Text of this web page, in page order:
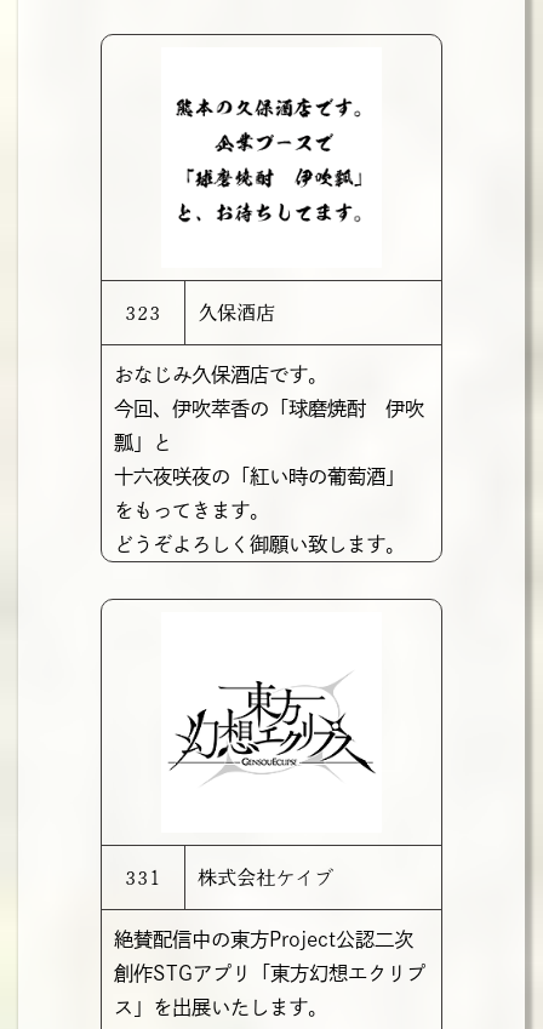
323 久保酒店
おなじみ久保酒店です。
今回、伊吹萃香の「球磨焼酎 伊吹
瓢」と
十六夜咲夜の「紅い時の葡萄酒」
をもってきます。
どうぞよろしく御願い致します。
331 株式会社ケイブ
絶賛配信中の東方Project公認二次
創作STGアプリ「東方幻想エクリプ
ス」を出展いたします。